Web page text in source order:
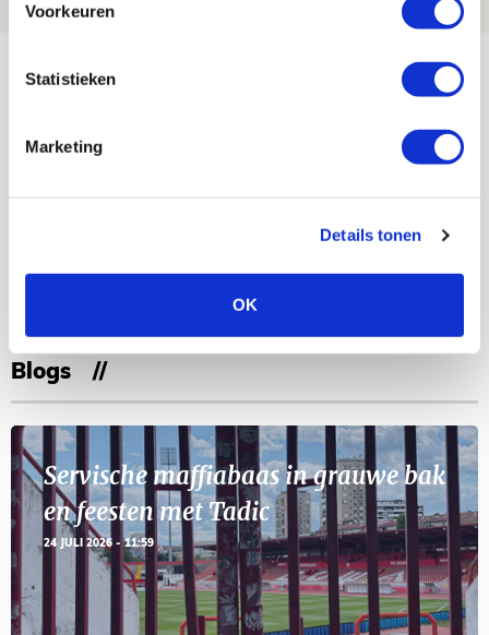
Voorkeuren
Statistieken
Marketing
Details tonen
OK
AUG
Selectiedag ballenjongens/-meiden
Blogs
Servische maffiabaas in grauwe bak
en feesten met Tadic
24 JULI 2026 - 11:59